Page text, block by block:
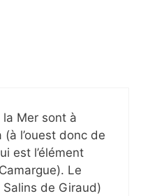
Mer sont à
l’ouest donc de
est l’élément
Le
de Giraud)